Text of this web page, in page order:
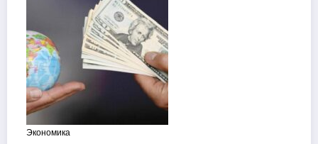
Экономика